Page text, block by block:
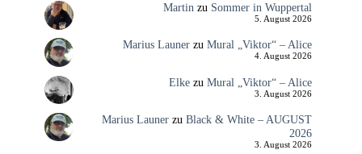
Martinzu Sommer in Wuppertal
5. August 2026
Marius Launerzu Mural „Viktor“ – Alice
4. August 2026
Elkezu Mural „Viktor“ – Alice
3. August 2026
Marius Launerzu Black & White – AUGUST
2026
3. August 2026